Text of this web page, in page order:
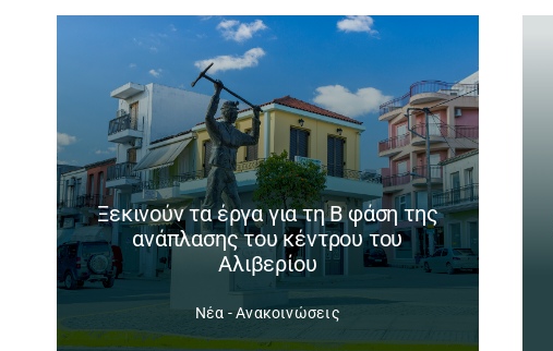
Ξεκινούν τα έργα για τη Β φάση της
ανάπλασης του κέντρου του
Αλιβερίου
Νέα - Ανακοινώσεις